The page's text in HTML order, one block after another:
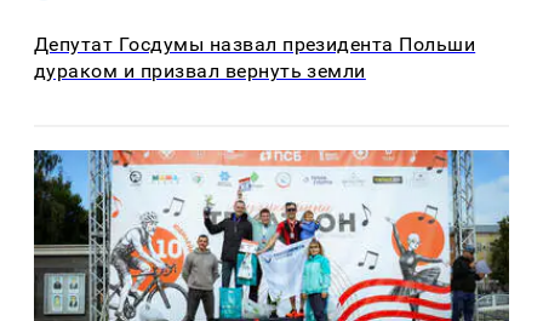
Депутат Госдумы назвал президента Польши
дураком и призвал вернуть земли